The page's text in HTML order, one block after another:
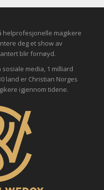
helprofesjonelle magikere
deg et show av
blir fornøyd.
media, 1 milliard
land er Christian Norges
igjennom tidene.